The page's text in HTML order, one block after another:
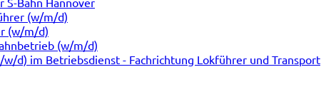
(w/m/d)
(w/m/d)
(w/m/d)
w/d) im Betriebsdienst - Fachrichtung Lokführer und Transport